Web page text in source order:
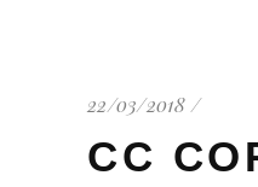
22/03/2018
CC